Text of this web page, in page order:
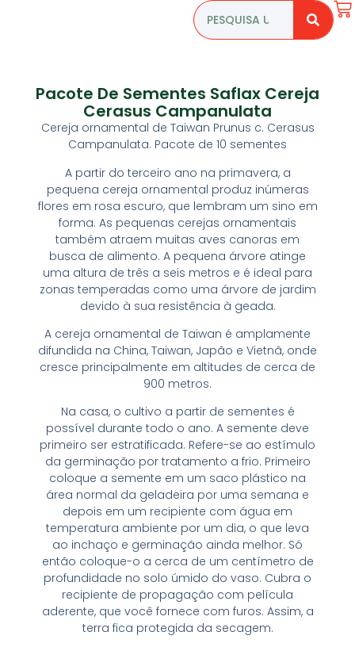
Pacote De Sementes Saflax Cereja
Cerasus Campanulata
Cereja ornamental de Taiwan Prunus c. Cerasus
Campanulata. Pacote de 10 sementes
A partir do terceiro ano na primavera, a
pequena cereja ornamental produz inúmeras
flores em rosa escuro, que lembram um sino em
forma. As pequenas cerejas ornamentais
também atraem muitas aves canoras em
busca de alimento. A pequena árvore atinge
uma altura de três a seis metros e é ideal para
zonas temperadas como uma árvore de jardim
devido à sua resistência à geada.
A cereja ornamental de Taiwan é amplamente
difundida na China, Taiwan, Japão e Vietnã, onde
cresce principalmente em altitudes de cerca de
900 metros.
Na casa, o cultivo a partir de sementes é
possível durante todo o ano. A semente deve
primeiro ser estratificada. Refere-se ao estímulo
da germinação por tratamento a frio. Primeiro
coloque a semente em um saco plástico na
área normal da geladeira por uma semana e
depois em um recipiente com água em
temperatura ambiente por um dia, o que leva
ao inchaço e germinação ainda melhor. Só
então coloque-o a cerca de um centímetro de
profundidade no solo úmido do vaso. Cubra o
recipiente de propagação com película
aderente, que você fornece com furos. Assim, a
terra fica protegida da secagem.